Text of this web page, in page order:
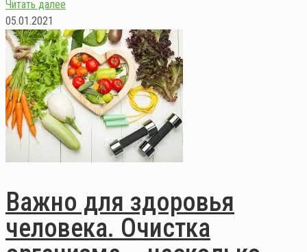
Читать далее
05.01.2021
Важно для здоровья
человека. Очистка